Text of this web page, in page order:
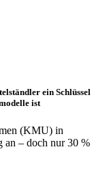
ein Schlüssel
ist
(KMU) in
an – doch nur 30 %